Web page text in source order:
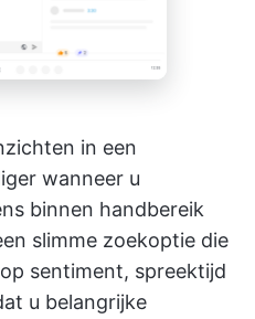
in een
wanneer u
binnen handbereik
slimme zoekoptie die
sentiment, spreektijd
u belangrijke